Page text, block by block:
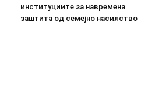
институциите за навремена
заштита од семејно насилство